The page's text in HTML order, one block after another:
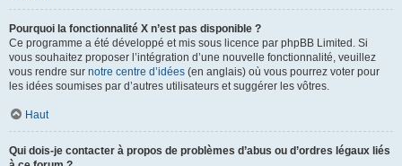
Pourquoi la fonctionnalité X n’est pas disponible ?
Ce programme a été développé et mis sous licence par phpBB Limited. Si
vous souhaitez proposer l’intégration d’une nouvelle fonctionnalité, veuillez
vous rendre sur notre centre d’idées (en anglais) où vous pourrez voter pour
les idées soumises par d’autres utilisateurs et suggérer les vôtres.
Haut
Qui dois-je contacter à propos de problèmes d’abus ou d’ordres légaux liés